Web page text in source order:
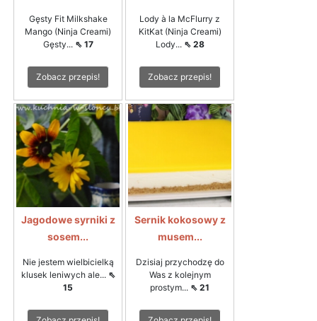
Gęsty Fit Milkshake
Mango (Ninja Creami)
Gęsty... ⇖ 17
Zobacz przepis!
Lody à la McFlurry z
KitKat (Ninja Creami)
Lody... ⇖ 28
Zobacz przepis!
Jagodowe syrniki z
sosem...
Nie jestem wielbicielką
klusek leniwych ale... ⇖
15
Sernik kokosowy z
musem...
Dzisiaj przychodzę do
Was z kolejnym
prostym... ⇖ 21